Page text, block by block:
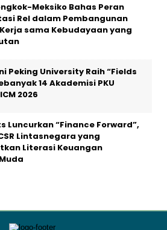
Meksiko Bahas Peran
Rel dalam Pembangunan
sama Kebudayaan yang
Peking University Raih “Fields
14 Akademisi PKU
2026
Luncurkan “Finance Forward”,
Lintasnegara yang
Literasi Keuangan